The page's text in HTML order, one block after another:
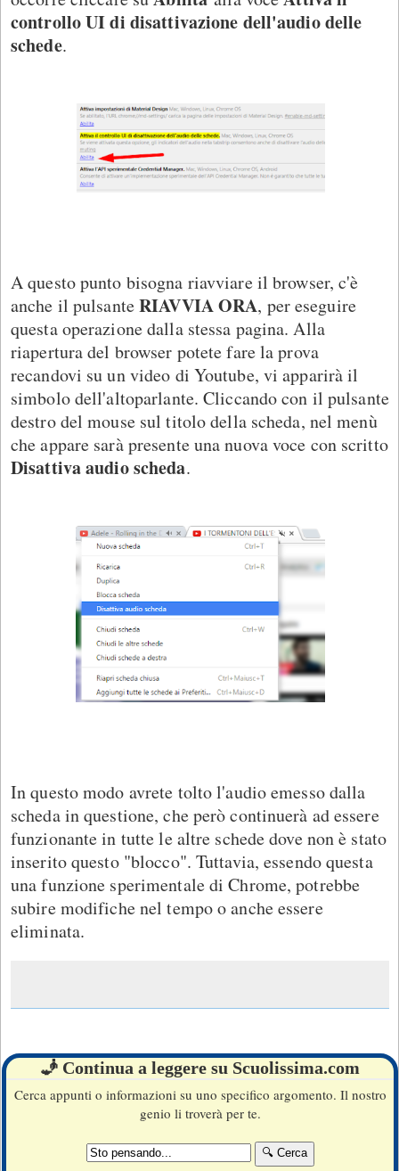
controllo UI di disattivazione dell'audio delle
schede.
A questo punto bisogna riavviare il browser, c'è
anche il pulsanteRIAVVIA ORA, per eseguire
questa operazione dalla stessa pagina. Alla
riapertura del browser potete fare la prova
recandovi su un video di Youtube, vi apparirà il
simbolo dell'altoparlante. Cliccando con il pulsante
destro del mouse sul titolo della scheda, nel menù
che appare sarà presente una nuova voce con scritto
Disattiva audio scheda.
In questo modo avrete tolto l'audio emesso dalla
scheda in questione, che però continuerà ad essere
funzionante in tutte le altre schede dove non è stato
inserito questo "blocco". Tuttavia, essendo questa
una funzione sperimentale di Chrome, potrebbe
subire modifiche nel tempo o anche essere
eliminata.
🧞 Continua a leggere su Scuolissima.com
Cerca appunti o informazioni su uno specifico argomento. Il nostro
genio li troverà per te.